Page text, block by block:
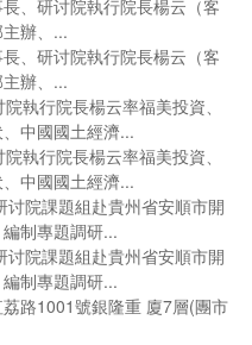
、研讨院執行院長楊云（客
辦、...
、研讨院執行院長楊云（客
辦、...
行院長楊云率福美投資、
中國國土經濟...
行院長楊云率福美投資、
中國國土經濟...
院課題組赴貴州省安順市開
制專題調研...
院課題組赴貴州省安順市開
制專題調研...
路1001號銀隆重 廈7層(團市